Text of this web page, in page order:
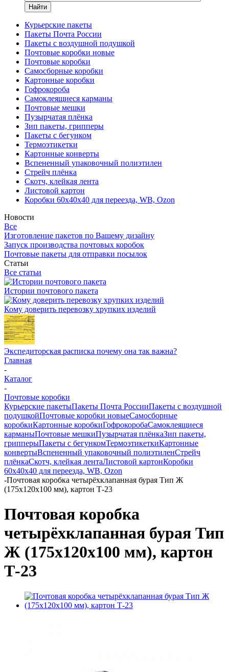
Найти
Курьерские пакеты
Пакеты Почта России
Пакеты с воздушной подушкой
Почтовые коробки новые
Почтовые коробки
Самосборные коробки
Картонные коробки
Гофрокороба
Самоклеящиеся карманы
Почтовые мешки
Пузырчатая плёнка
Зип пакеты, грипперы
Пакеты с бегунком
Термоэтикетки
Картонные конверты
Вспененный упаковочный полиэтилен
Стрейч плёнка
Скотч, клейкая лента
Листовой картон
Коробки 60х40х40 для переезда, WB, Ozon
Новости
Все
Изготовление пакетов по Вашему дизайну
Запуск производства почтовых коробок
Почтовые пакеты для отправки посылок
Статьи
Все статьи
Истории почтового пакета
Кому доверить перевозку хрупких изделий
Экспедиторская расписка почему она так важна?
Главная
-
Каталог
-
Почтовые коробки
Курьерские пакетыПакеты Почта РоссииПакеты с воздушной
подушкойПочтовые коробки новыеСамосборные
коробкиКартонные коробкиГофрокоробаСамоклеящиеся
карманыПочтовые мешкиПузырчатая плёнкаЗип пакеты,
грипперыПакеты с бегункомТермоэтикеткиКартонные
конвертыВспененный упаковочный полиэтиленСтрейч
плёнкаСкотч, клейкая лентаЛистовой картонКоробки
60х40х40 для переезда, WB, Ozon
-Почтовая коробка четырёхклапанная бурая Тип Ж
(175x120x100 мм), картон Т-23
Почтовая коробка
четырёхклапанная бурая Тип
Ж (175x120x100 мм), картон
Т-23